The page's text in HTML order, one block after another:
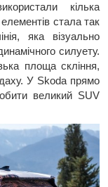
кілька
стала так
яка візуально
силуету.
площа скління,
даху. У Skoda прямо
великий SUV